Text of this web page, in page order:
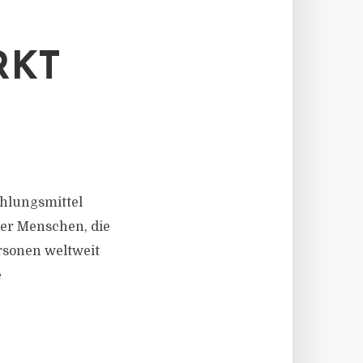
Menschen, die
weltweit